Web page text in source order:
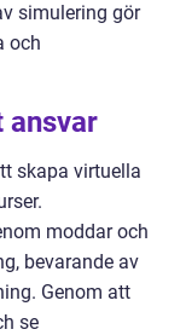
simulering gör
och
ansvar
skapa virtuella
moddar och
bevarande av
Genom att
se